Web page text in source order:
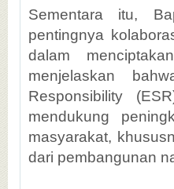
Sementara itu,
pentingnya
dalam
menjelaskan
Responsibility
mendukung
masyarakat,
dari pembangunan